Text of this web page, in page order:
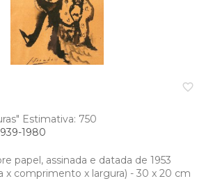
favorite_border
Estimativa: 750
1980
papel, assinada e datada de 1953
x comprimento x largura) - 30 x 20 cm